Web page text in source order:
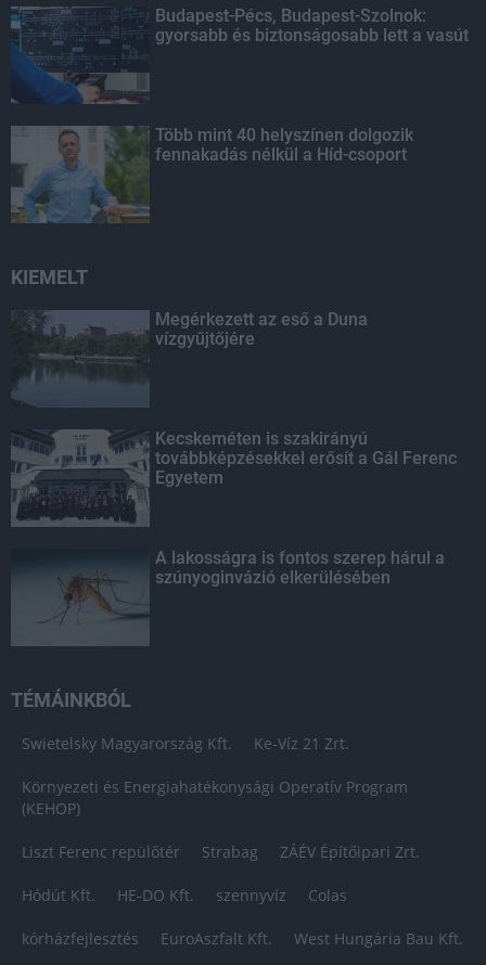
Budapest-Pécs, Budapest-Szolnok:
gyorsabb és biztonságosabb lett a vasút
Több mint 40 helyszínen dolgozik
fennakadás nélkül a Híd-csoport
KIEMELT
Megérkezett az eső a Duna
vízgyűjtőjére
Kecskeméten is szakirányú
továbbképzésekkel erősít a Gál Ferenc
Egyetem
A lakosságra is fontos szerep hárul a
szúnyoginvázió elkerülésében
TÉMÁINKBÓL
Swietelsky Magyarország Kft. Ke-Víz 21 Zrt.
Környezeti és Energiahatékonysági Operatív Program
(KEHOP)
Liszt Ferenc repülőtér Strabag ZÁÉV Építőipari Zrt.
Hódút Kft. HE-DO Kft. szennyvíz Colas
kórházfejlesztés EuroAszfalt Kft. West Hungária Bau Kft.